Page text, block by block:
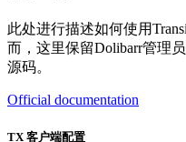
此处进行描述如何使用
而，这里保留Dolibarr管理
源码。
Official documentation
TX 客户端配置